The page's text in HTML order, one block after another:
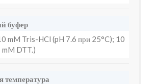
буфер
mM Tris-HCl (pH 7.6 при 25°C); 10
DTT.)
температура